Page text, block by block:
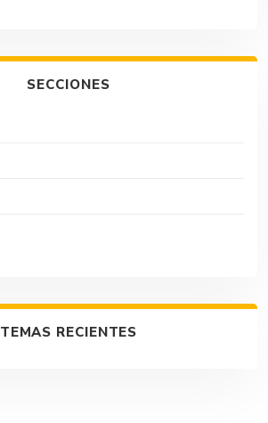
SECCIONES
TEMAS RECIENTES